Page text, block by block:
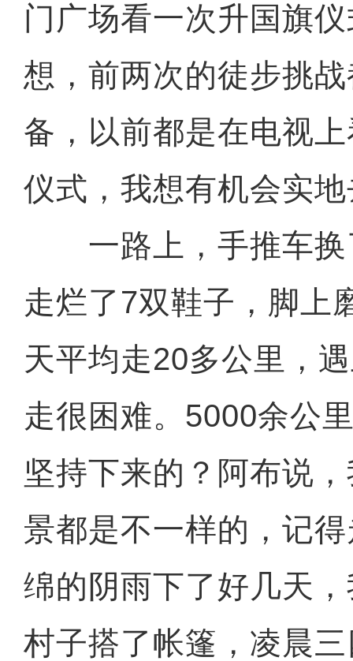
门广场看一次升国旗
想，前两次的徒步挑
备，以前都是在电视
仪式，我想有机会实地
一路上，手推车换
走烂了7双鞋子，脚上
天平均走20多公里，
走很困难。5000余公
坚持下来的？阿布说
景都是不一样的，记
绵的阴雨下了好几天
村子搭了帐篷，凌晨